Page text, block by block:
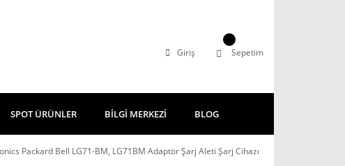
Giriş Sepetim
SPOT ÜRÜNLER BİLGİ MERKEZİ BLOG
Packard Bell LG71-BM, LG71BM Adaptör Şarj Aleti Şarj Cihazı